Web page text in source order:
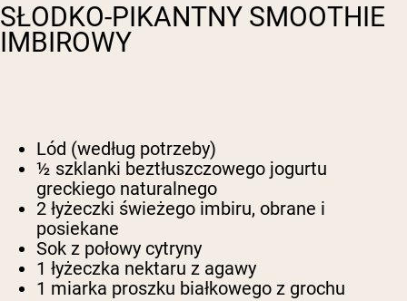
SŁODKO-PIKANTNY SMOOTHIE
IMBIROWY
Lód (według potrzeby)
½ szklanki beztłuszczowego jogurtu
greckiego naturalnego
2 łyżeczki świeżego imbiru, obrane i
posiekane
Sok z połowy cytryny
1 łyżeczka nektaru z agawy
1 miarka proszku białkowego z grochu